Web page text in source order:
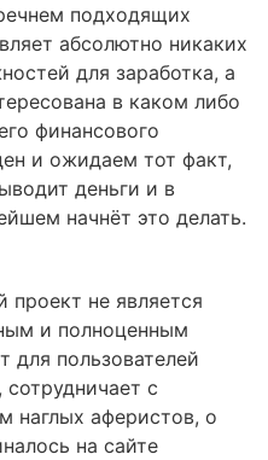
подходящих
абсолютно никаких
для заработка, а
в каком либо
финансового
и ожидаем тот факт,
деньги и в
начнёт это делать.
проект не является
и полноценным
для пользователей
с
наглых аферистов, о
на сайте